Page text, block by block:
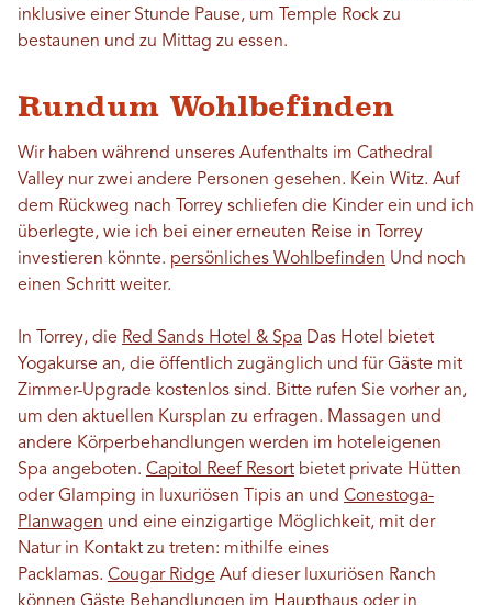
inklusive einer Stunde Pause, um Temple Rock zu
bestaunen und zu Mittag zu essen.
Rundum Wohlbefinden
Wir haben während unseres Aufenthalts im Cathedral
Valley nur zwei andere Personen gesehen. Kein Witz. Auf
dem Rückweg nach Torrey schliefen die Kinder ein und ich
überlegte, wie ich bei einer erneuten Reise in Torrey
investieren könnte. persönliches Wohlbefinden Und noch
einen Schritt weiter.
In Torrey, die Red Sands Hotel & Spa Das Hotel bietet
Yogakurse an, die öffentlich zugänglich und für Gäste mit
Zimmer-Upgrade kostenlos sind. Bitte rufen Sie vorher an,
um den aktuellen Kursplan zu erfragen. Massagen und
andere Körperbehandlungen werden im hoteleigenen
Spa angeboten. Capitol Reef Resort bietet private Hütten
oder Glamping in luxuriösen Tipis an und Conestoga-
Planwagen und eine einzigartige Möglichkeit, mit der
Natur in Kontakt zu treten: mithilfe eines
Packlamas. Cougar Ridge Auf dieser luxuriösen Ranch